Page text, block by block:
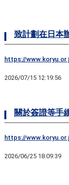
致計劃在日本
https://
2026/07/15 12:19:56
關於簽證等手
https://
2026/06/25 18:09:39